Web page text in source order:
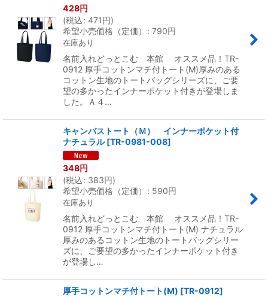
428円
(税込: 471 円)
希望小売価格（定価）
: 790円
在庫あり
名前入れどっとこむ 本館 オススメ品！TR-
0912 厚手コットンマチ付トート(M)厚みのある
コットン生地のトートバッグシリーズに、ご要
望の多かったインナーポケット付きが登場しま
した。Ａ４…
キャンバストート（Ｍ） インナーポケット付
ナチュラル [TR-0981-008]
348円
(税込: 383円)
希望小売価格（定価）
: 590円
在庫あり
名前入れどっとこむ 本館 オススメ品！TR-
0912 厚手コットンマチ付トート(M) ナチュラル
厚みのあるコットン生地のトートバッグシリー
ズに、ご要望の多かったインナーポケット付き
が登場し…
厚手コットンマチ付トート(M) [TR-0912]